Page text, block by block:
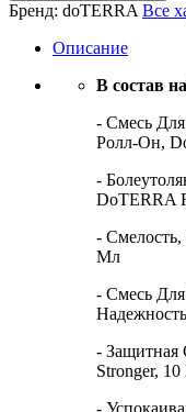
Бренд: doTERRA Все
Описание
В состав
- Смесь
Ролл-Он,
-
DoTERRA
-
Мл
- Смесь
- Защитная
Stronger,